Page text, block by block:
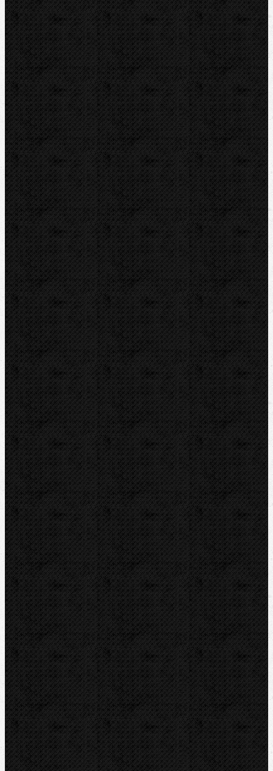
Elektro-hydraulické
Strojní
Dělení trubek
Ruční řezáky na ocel
Ruční řezáky na Cu a INOX
Ruční řezáky na plast a plastohliník
Elektrické odřezávače na Cu a Inox
Elektrické odřezávače na ocel
Elektrické odřezávače na plast a
plastohliník
Řezné kolečka na Cu a Inox
Řezné kolečka na ocel
Řezné kolečka na plast
Odhrotovače trubek
Příslušenství
Transportní boxy
Značky
BernzOmatiC
CBC
NIPO
REED
REMS
RIDGID
ROTHENBERGER
VIRAX